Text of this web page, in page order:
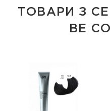
ТОВАРИ З
BE